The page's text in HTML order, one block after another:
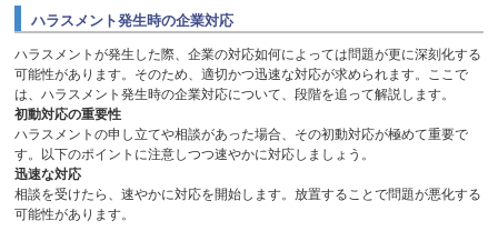
ハラスメント発生時の企業対応
ハラスメントが発生した際、企業の対応如何によっては問題が更に深刻化する
可能性があります。そのため、適切かつ迅速な対応が求められます。ここで
は、ハラスメント発生時の企業対応について、段階を追って解説します。
初動対応の重要性
ハラスメントの申し立てや相談があった場合、その初動対応が極めて重要で
す。以下のポイントに注意しつつ速やかに対応しましょう。
迅速な対応
相談を受けたら、速やかに対応を開始します。放置することで問題が悪化する
可能性があります。